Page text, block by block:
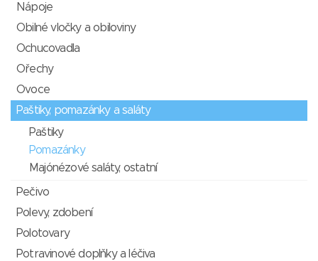
Nápoje
Obilné vločky a obiloviny
Ochucovadla
Ořechy
Ovoce
Paštiky, pomazánky a saláty
Paštiky
Pomazánky
Majónézové saláty, ostatní
Pečivo
Polevy, zdobení
Polotovary
Potravinové doplňky a léčiva